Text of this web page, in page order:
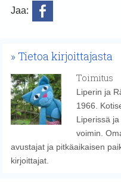
Jaa:
Tietoa kirjoittajasta
Toimitus
Liperin ja
1966.
Liperissä
voimin.
avustajat ja pitkäaikaisen
kirjoittajat.